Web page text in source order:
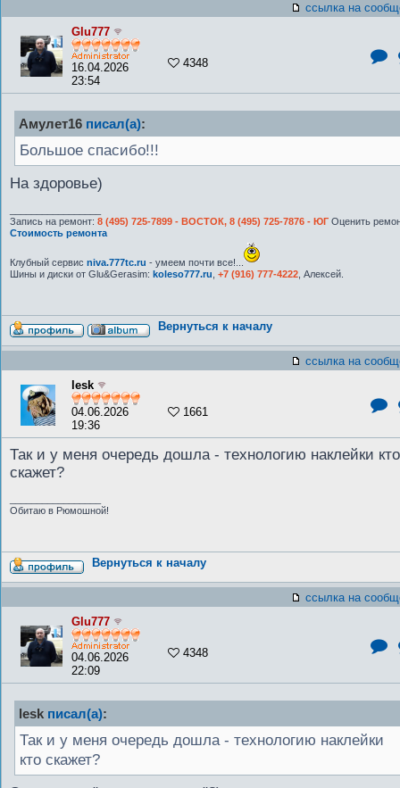
ссылка на
Glu777
16.04.2026
23:54
4348
Амулет16 писал(а):
Большое спасибо!!!
На здоровье)
Запись на ремонт: 8 (495) 725-7899 - ВОСТОК, 8 (495) 725-7876 - ЮГ Оценить
Стоимость ремонта
Клубный сервис niva.777tc.ru - умеем почти все!...
Шины и диски от Glu&Gerasim: koleso777.ru +7 (916) 777-4222 , Алексей.
Вернуться к началу
ссылка на
lesk
04.06.2026
19:36
1661
Так и у меня очередь дошла - технологию наклейки кто
скажет?
Обитаю в Рюмошной!
Вернуться к началу
ссылка на
Glu777
04.06.2026
22:09
4348
lesk писал(а):
Так и у меня очередь дошла - технологию наклейки
кто скажет?